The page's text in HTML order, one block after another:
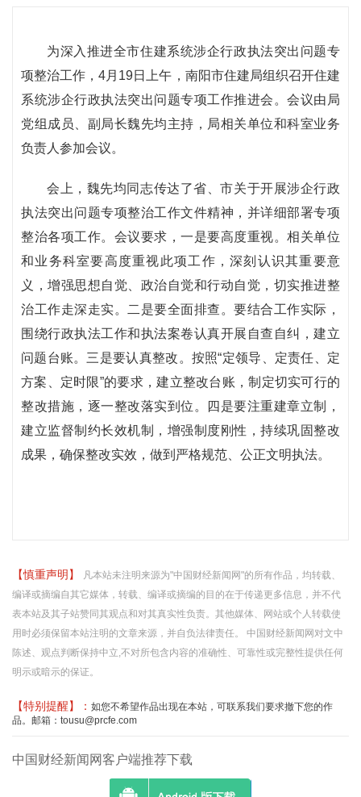
为深入推进全市住建系统涉企行政执法突出问题专
项整治工作，4月19日上午，南阳市住建局组织召开住建
系统涉企行政执法突出问题专项工作推进会。会议由局
党组成员、副局长魏先均主持，局相关单位和科室业务
负责人参加会议。
会上，魏先均同志传达了省、市关于开展涉企行政
执法突出问题专项整治工作文件精神，并详细部署专项
整治各项工作。会议要求，一是要高度重视。相关单位
和业务科室要高度重视此项工作，深刻认识其重要意
义，增强思想自觉、政治自觉和行动自觉，切实推进整
治工作走深走实。二是要全面排查。要结合工作实际，
围绕行政执法工作和执法案卷认真开展自查自纠，建立
问题台账。三是要认真整改。按照“定领导、定责任、定
方案、定时限”的要求，建立整改台账，制定切实可行的
整改措施，逐一整改落实到位。四是要注重建章立制，
建立监督制约长效机制，增强制度刚性，持续巩固整改
成果，确保整改实效，做到严格规范、公正文明执法。
【慎重声明】
凡本站未注明来源为"中国财经新闻网"的所有作品，均转载、
编译或摘编自其它媒体，转载、编译或摘编的目的在于传递更多信息，并不代
表本站及其子站赞同其观点和对其真实性负责。其他媒体、网站或个人转载使
用时必须保留本站注明的文章来源，并自负法律责任。 中国财经新闻网对文中
陈述、观点判断保持中立,不对所包含内容的准确性、可靠性或完整性提供任何
明示或暗示的保证。
【特别提醒】： 如您不希望作品出现在本站，可联系我们要求撤下您的作
品。邮箱：tousu@prcfe.com
中国财经新闻网客户端推荐下载